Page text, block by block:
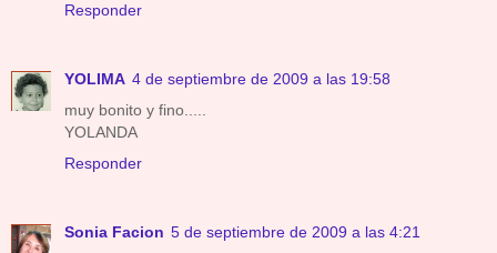
Responder
YOLIMA 4 de septiembre de 2009 a las 19:58
muy bonito y fino.....
YOLANDA
Responder
Sonia Facion 5 de septiembre de 2009 a las 4:21